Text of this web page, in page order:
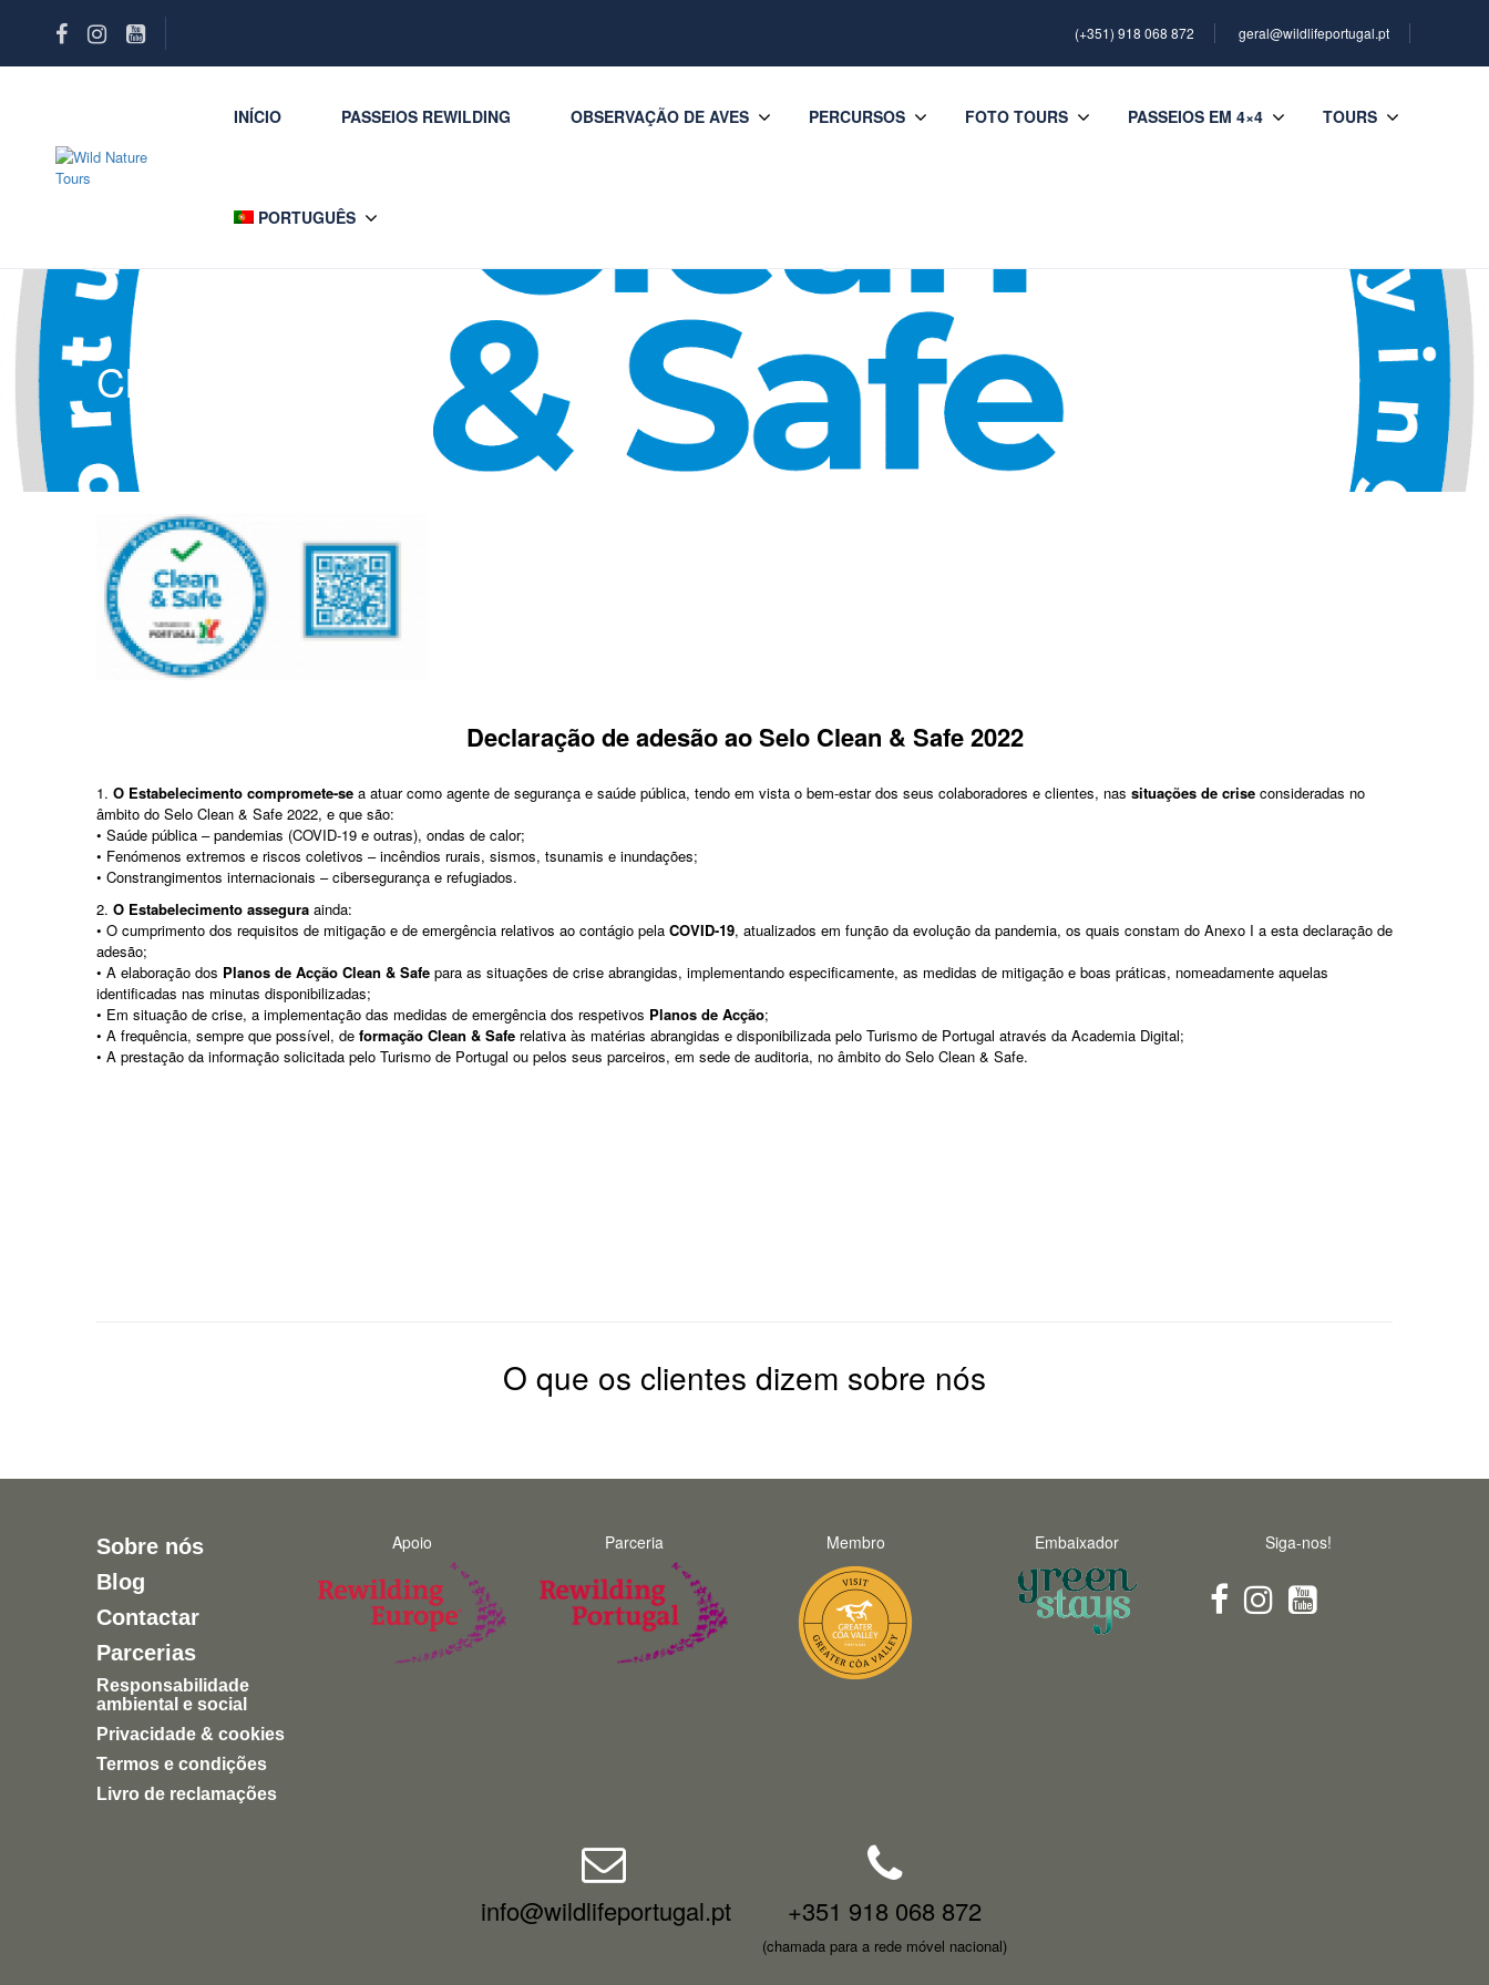
(+351) 918 068 872 geral@wildlifeportugal.pt
INÍCIO PASSEIOS REWILDING OBSERVAÇÃO DE AVES PERCURSOS FOTO TOURS PASSEIOS EM 4×4 TOURS
PORTUGUÊS
Clean & Safe
Declaração de adesão ao Selo Clean & Safe 2022
1. O Estabelecimento compromete-se a atuar como agente de segurança e saúde pública, tendo em vista o bem-estar dos seus colaboradores e clientes, nas situações de crise consideradas no
âmbito do Selo Clean & Safe 2022, e que são:
• Saúde pública – pandemias (COVID-19 e outras), ondas de calor;
• Fenómenos extremos e riscos coletivos – incêndios rurais, sismos, tsunamis e inundações;
• Constrangimentos internacionais – cibersegurança e refugiados.
2. O Estabelecimento assegura ainda:
• O cumprimento dos requisitos de mitigação e de emergência relativos ao contágio pela COVID-19, atualizados em função da evolução da pandemia, os quais constam do Anexo I a esta declaração de
adesão;
• A elaboração dos Planos de Acção Clean & Safe para as situações de crise abrangidas, implementando especificamente, as medidas de mitigação e boas práticas, nomeadamente aquelas
identificadas nas minutas disponibilizadas;
• Em situação de crise, a implementação das medidas de emergência dos respetivos Planos de Acção;
• A frequência, sempre que possível, de formação Clean & Safe relativa às matérias abrangidas e disponibilizada pelo Turismo de Portugal através da Academia Digital;
• A prestação da informação solicitada pelo Turismo de Portugal ou pelos seus parceiros, em sede de auditoria, no âmbito do Selo Clean & Safe.
O que os clientes dizem sobre nós
Sobre nós
Blog
Contactar
Parcerias
Responsabilidade
ambiental e social
Privacidade & cookies
Termos e condições
Livro de reclamações
Apoio Parceria Membro Embaixador Siga-nos!
info@wildlifeportugal.pt +351 918 068 872
(chamada para a rede móvel nacional)